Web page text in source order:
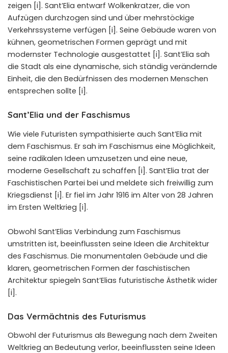
zeigen [i]. Sant’Elia entwarf Wolkenkratzer, die von
Aufzügen durchzogen sind und über mehrstöckige
Verkehrssysteme verfügen [i]. Seine Gebäude waren von
kühnen, geometrischen Formen geprägt und mit
modernster Technologie ausgestattet [i]. Sant’Elia sah
die Stadt als eine dynamische, sich ständig verändernde
Einheit, die den Bedürfnissen des modernen Menschen
entsprechen sollte [i].
Sant’Elia und der Faschismus
Wie viele Futuristen sympathisierte auch Sant’Elia mit
dem Faschismus. Er sah im Faschismus eine Möglichkeit,
seine radikalen Ideen umzusetzen und eine neue,
moderne Gesellschaft zu schaffen [i]. Sant’Elia trat der
Faschistischen Partei bei und meldete sich freiwillig zum
Kriegsdienst [i]. Er fiel im Jahr 1916 im Alter von 28 Jahren
im Ersten Weltkrieg [i].
Obwohl Sant’Elias Verbindung zum Faschismus
umstritten ist, beeinflussten seine Ideen die Architektur
des Faschismus. Die monumentalen Gebäude und die
klaren, geometrischen Formen der faschistischen
Architektur spiegeln Sant’Elias futuristische Ästhetik wider
[i].
Das Vermächtnis des Futurismus
Obwohl der Futurismus als Bewegung nach dem Zweiten
Weltkrieg an Bedeutung verlor, beeinflussten seine Ideen